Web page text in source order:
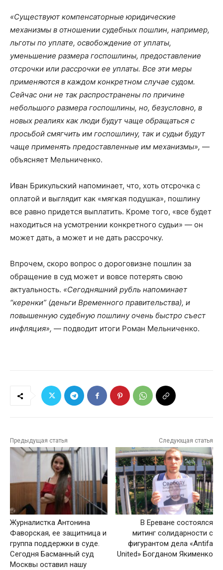
«Существуют компенсаторные юридические
механизмы в отношении судебных пошлин, например,
льготы по уплате, освобождение от уплаты,
уменьшение размера госпошлины, предоставление
отсрочки или рассрочки ее уплаты. Все эти меры
применяются в каждом конкретном случае судом.
Сейчас они не так распространены по причине
небольшого размера госпошлины, но, безусловно, в
новых реалиях как люди будут чаще обращаться с
просьбой смягчить им госпошлину, так и судьи будут
чаще применять предоставленные им механизмы», —
объясняет Мельниченко.
Иван Брикульский напоминает, что, хоть отсрочка с
оплатой и выглядит как «мягкая подушка», пошлину
все равно придется выплатить. Кроме того, «все будет
находиться на усмотрении конкретного судьи» — он
может дать, а может и не дать рассрочку.
Впрочем, скоро вопрос о дороговизне пошлин за
обращение в суд может и вовсе потерять свою
актуальность. «Сегодняшний рубль напоминает
“керенки” (деньги Временного правительства), и
повышенную судебную пошлину очень быстро съест
инфляция», — подводит итоги Роман Мельниченко.
Предыдущая статья
Журналистка Антонина
Фаворская, ее защитница и
группа поддержки в суде.
Сегодня Басманный суд
Москвы оставил нашу
Следующая статья
В Ереване состоялся
митинг солидарности с
фигурантом дела «Antifa
United» Богданом Якименко